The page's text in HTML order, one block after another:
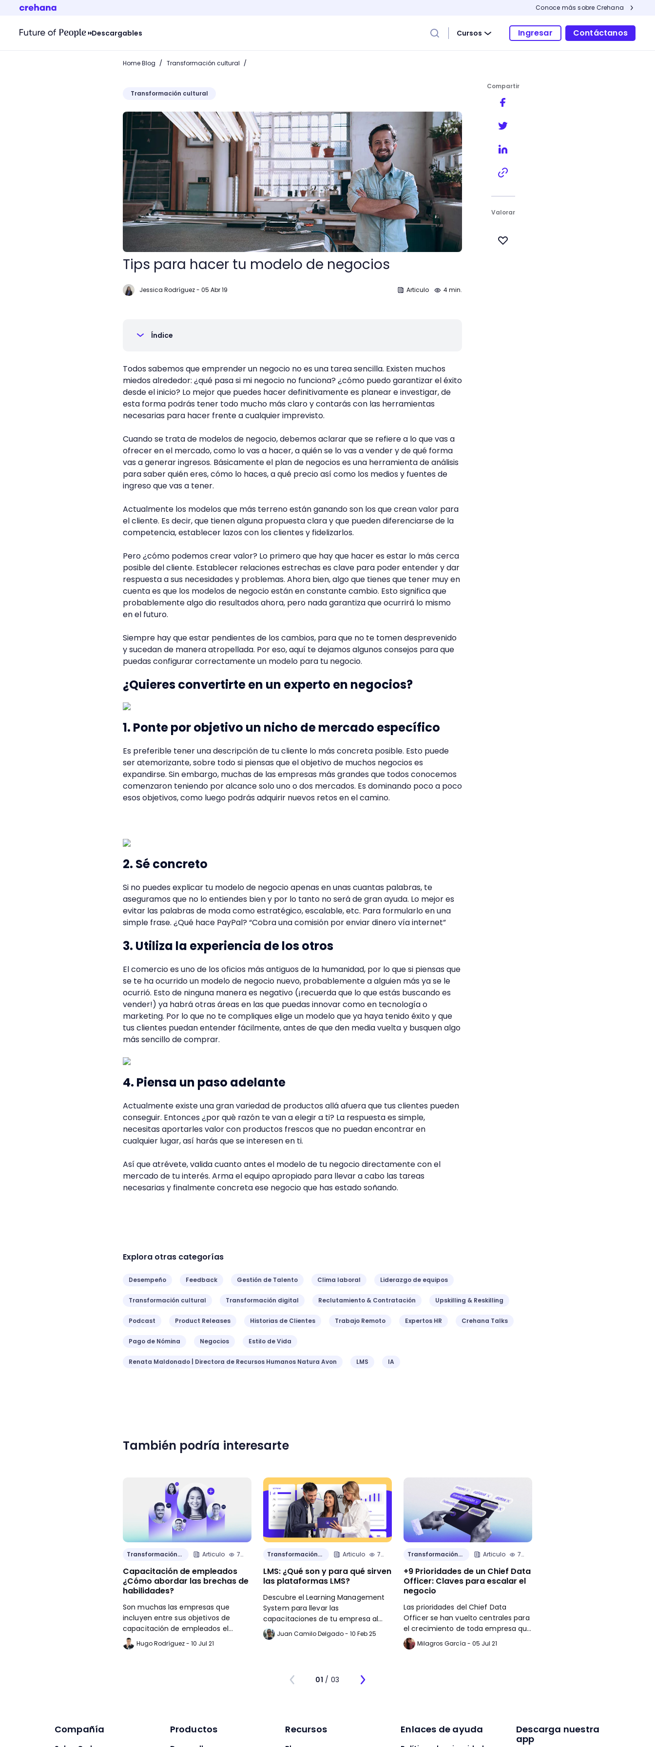
Conoce más sobre Crehana
Descargables Cursos Ingresar Contáctanos
Home Blog / Transformación cultural /
Transformación cultural
Tips para hacer tu modelo de negocios
Tips para hacer tu modelo de negocios
Jessica Rodríguez- 05 Abr 19 Articulo 4 min.
Índice
Todos sabemos que emprender un negocio no es una tarea sencilla. Existen muchos
miedos alrededor: ¿qué pasa si mi negocio no funciona? ¿cómo puedo garantizar el éxito
desde el inicio? Lo mejor que puedes hacer definitivamente es planear e investigar, de
esta forma podrás tener todo mucho más claro y contarás con las herramientas
necesarias para hacer frente a cualquier imprevisto.
Cuando se trata de modelos de negocio, debemos aclarar que se refiere a lo que vas a
ofrecer en el mercado, como lo vas a hacer, a quién se lo vas a vender y de qué forma
vas a generar ingresos. Básicamente el plan de negocios es una herramienta de análisis
para saber quién eres, cómo lo haces, a qué precio así como los medios y fuentes de
ingreso que vas a tener.
Actualmente los modelos que más terreno están ganando son los que crean valor para
el cliente. Es decir, que tienen alguna propuesta clara y que pueden diferenciarse de la
competencia, establecer lazos con los clientes y fidelizarlos.
Pero ¿cómo podemos crear valor? Lo primero que hay que hacer es estar lo más cerca
posible del cliente. Establecer relaciones estrechas es clave para poder entender y dar
respuesta a sus necesidades y problemas. Ahora bien, algo que tienes que tener muy en
cuenta es que los modelos de negocio están en constante cambio. Esto significa que
probablemente algo dio resultados ahora, pero nada garantiza que ocurrirá lo mismo
en el futuro.
Siempre hay que estar pendientes de los cambios, para que no te tomen desprevenido
y sucedan de manera atropellada. Por eso, aquí te dejamos algunos consejos para que
puedas configurar correctamente un modelo para tu negocio.
¿Quieres convertirte en un experto en negocios?
1. Ponte por objetivo un nicho de mercado específico
Es preferible tener una descripción de tu cliente lo más concreta posible. Esto puede
ser atemorizante, sobre todo si piensas que el objetivo de muchos negocios es
expandirse. Sin embargo, muchas de las empresas más grandes que todos conocemos
comenzaron teniendo por alcance solo uno o dos mercados. Es dominando poco a poco
esos objetivos, como luego podrás adquirir nuevos retos en el camino.
2. Sé concreto
Si no puedes explicar tu modelo de negocio apenas en unas cuantas palabras, te
aseguramos que no lo entiendes bien y por lo tanto no será de gran ayuda. Lo mejor es
evitar las palabras de moda como estratégico, escalable, etc. Para formularlo en una
simple frase. ¿Qué hace PayPal? “Cobra una comisión por enviar dinero vía internet”
3. Utiliza la experiencia de los otros
El comercio es uno de los oficios más antiguos de la humanidad, por lo que si piensas que
se te ha ocurrido un modelo de negocio nuevo, probablemente a alguien más ya se le
ocurrió. Esto de ninguna manera es negativo (¡recuerda que lo que estás buscando es
vender!) ya habrá otras áreas en las que puedas innovar como en tecnología o
marketing. Por lo que no te compliques elige un modelo que ya haya tenido éxito y que
tus clientes puedan entender fácilmente, antes de que den media vuelta y busquen algo
más sencillo de comprar.
4. Piensa un paso adelante
Actualmente existe una gran variedad de productos allá afuera que tus clientes pueden
conseguir. Entonces ¿por què razón te van a elegir a ti? La respuesta es simple,
necesitas aportarles valor con productos frescos que no puedan encontrar en
cualquier lugar, así harás que se interesen en ti.
Así que atrévete, valida cuanto antes el modelo de tu negocio directamente con el
mercado de tu interés. Arma el equipo apropiado para llevar a cabo las tareas
necesarias y finalmente concreta ese negocio que has estado soñando.
Compartir
Valorar
Explora otras categorías
Desempeño Feedback Gestión de Talento Clima laboral Liderazgo de equipos
Transformación cultural Transformación digital Reclutamiento & Contratación Upskilling & Reskilling
Podcast Product Releases Historias de Clientes Trabajo Remoto Expertos HR Crehana Talks
Pago de Nómina Negocios Estilo de Vida
Renata Maldonado | Directora de Recursos Humanos Natura Avon LMS IA
También podría interesarte
Transformación
Articulo
7
Capacitación de empleados
¿Cómo abordar las brechas de
habilidades?
Son muchas las empresas que
incluyen entre sus objetivos de
capacitación de empleados el
aumento de productividad de la
fuerza laboral. Pero hay un paso
Hugo Rodríguez - 10 Jul 21
Transformación
Articulo
7
LMS: ¿Qué son y para qué sirven
las plataformas LMS?
Descubre el Learning Management
System para llevar las
capacitaciones de tu empresa al
próximo nivel.
Juan Camilo Delgado - 10 Feb 25
Transformación
Articulo
7
+9 Prioridades de un Chief Data
Officer: Claves para escalar el
negocio
Las prioridades del Chief Data
Officer se han vuelto centrales para
el crecimiento de toda empresa que
apuesta al desarrollo y
mejoramiento de sus procesos. Por
Milagros García - 05 Jul 21
01 / 03
Compañía Productos Recursos Enlaces de ayuda
Descarga nuestra
app